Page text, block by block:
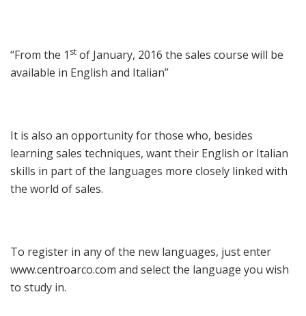
“From the 1 st of January, 2016 the sales course will be
available in English and Italian”
It is also an opportunity for those who, besides
learning sales techniques, want their English or Italian
skills in part of the languages more closely linked with
the world of sales.
To register in any of the new languages, just enter
www.centroarco.com and select the language you wish
to study in.